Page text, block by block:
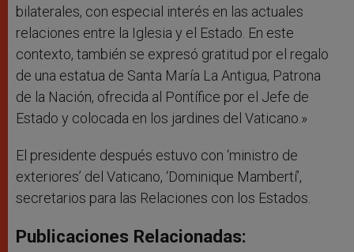
bilaterales, con especial interés en las actuales
relaciones entre la Iglesia y el Estado. En este
contexto, también se expresó gratitud por el regalo
de una estatua de Santa María La Antigua, Patrona
de la Nación, ofrecida al Pontífice por el Jefe de
Estado y colocada en los jardines del Vaticano.»
El presidente después estuvo con ‘ministro de
exteriores’ del Vaticano, ‘Dominique Mambertí’,
secretarios para las Relaciones con los Estados.
Publicaciones Relacionadas: